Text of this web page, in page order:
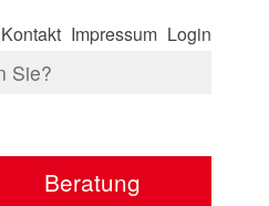
Kontakt Impressum Login
Beratung